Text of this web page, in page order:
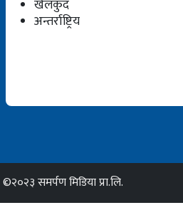
खेलकुद
अन्तर्राष्ट्रिय
©२०२३ समर्पण मिडिया प्रा.लि.